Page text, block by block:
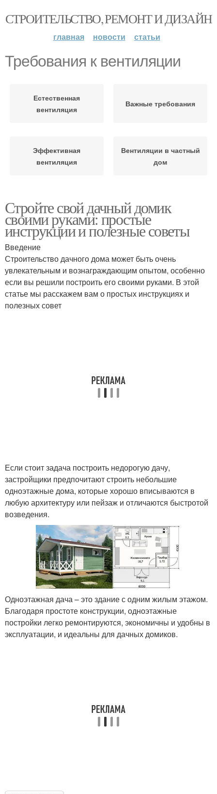
СТРОИТЕЛЬСТВО, РЕМОНТ И ДИЗАЙН
главная новости статьи
Требования к вентиляции
Естественная
вентиляция
Важные требования
Эффективная
вентиляция
Вентиляции в частный
дом
Стройте свой дачный домик
своими руками: простые
инструкции и полезные советы
Введение
Строительство дачного дома может быть очень
увлекательным и вознаграждающим опытом, особенно
если вы решили построить его своими руками. В этой
статье мы расскажем вам о простых инструкциях и
полезных совет
Если стоит задача построить недорогую дачу,
застройщики предпочитают строить небольшие
одноэтажные дома, которые хорошо вписываются в
любую архитектуру или пейзаж и отличаются быстротой
возведения.
Одноэтажная дача – это здание с одним жилым этажом.
Благодаря простоте конструкции, одноэтажные
постройки легко ремонтируются, экономичны и удобны в
эксплуатации, и идеальны для дачных домиков.